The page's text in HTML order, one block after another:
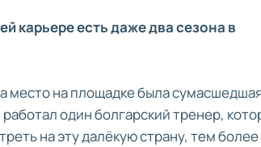
карьере есть даже два сезона в
место на площадке была
один болгарский тренер,
на эту далёкую страну, тем более